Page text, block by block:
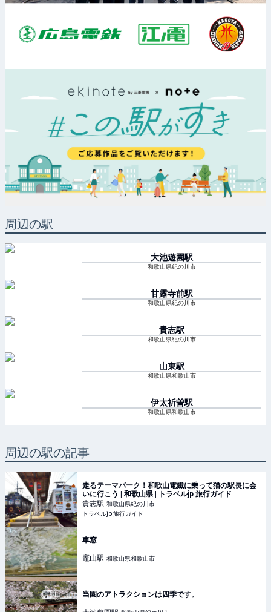
周辺の駅
大池遊園駅
和歌山県紀の川市
甘露寺前駅
和歌山県紀の川市
貴志駅
和歌山県紀の川市
山東駅
和歌山県和歌山市
伊太祈曽駅
和歌山県和歌山市
周辺の駅の記事
走るテーマパーク！和歌山電鐵に乗って猫の駅長に会
いに行こう | 和歌山県 | トラベルjp 旅行ガイド
貴志駅 和歌山県紀の川市
トラベルjp 旅行ガイド
車窓
竈山駅 和歌山県和歌山市
当園のアトラクションは四季です。